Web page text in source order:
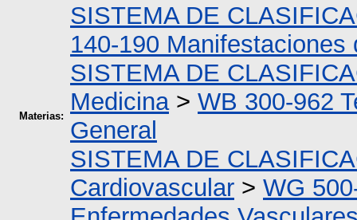
Materias:
SISTEMA DE
140-190 Manifestaciones
SISTEMA DE
Medicina> WB 300-962
General
SISTEMA DE
Cardiovascular > WG